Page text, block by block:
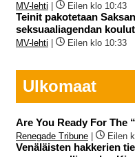
MV-lehti Eilen klo 10:43
Teinit pakotetaan
seksuaaliagendan
MV-lehti Eilen klo 10:33
Ulkomaat
Are You Ready For The
Renegade Tribune Eilen
Venäläisten hakkerien